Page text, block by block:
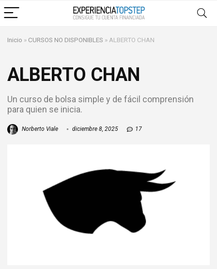
Inicio » CURSOS NO DISPONIBLES » ALBERTO CHAN
ALBERTO CHAN
Un curso de bolsa simple y de fácil comprensión
para quien se inicia.
Norberto Viale diciembre 8, 2025 17